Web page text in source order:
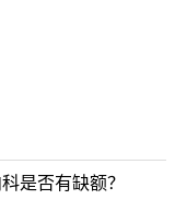
是否有缺额？